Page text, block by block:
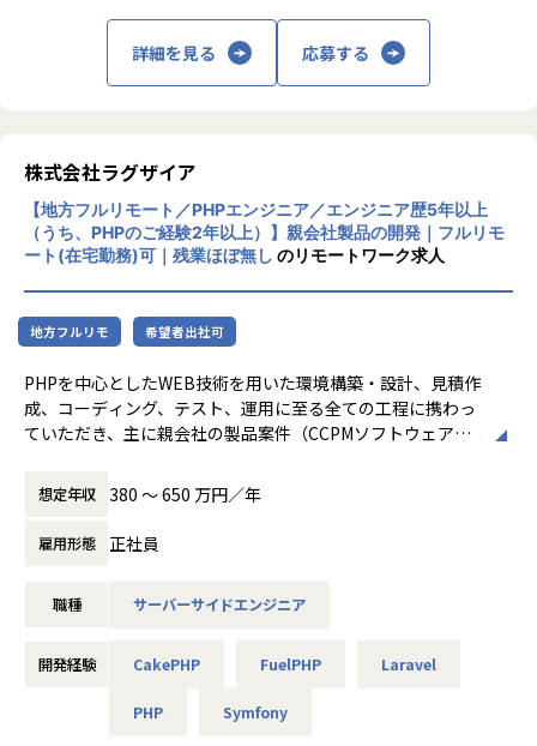
ベンチャーのEMとしてマネジメント経験のある
エンジニアが在籍。技術力の向上はもちろん、一緒に組織づ
くりから参画できるフェーズです。
現在、フルリモートでの勤務体制で、今後月1~2回の出社を
想定しています。
フルフレックス可で、働く時間も自由度が高く、副業も認め
られています。
会社の規定に準ずる
採用から退職までの HRデータを一元管理・
分析できる基盤と、HR に特化した機械学習
の予測アルゴリズムを備えています。100 種
テル診断」の提供もしています。
β版リリースから約2年半で800社以上に導入
され、HRアワードやHR tech GPなど数多く
の人事関連アワードを受賞するなど、評価を
いただいています。
会社や組織についての詳細は、会社紹介資料
をご覧ください。
https://speakerdeck.com/attelu/culture-de
ck
詳細を見る 応募する
株式会社ラグザイア
【地方フルリモート／PHPエンジニア／エンジニア歴5年以上
（うち、PHPのご経験2年以上）】親会社製品の開発｜フルリモ
ート(在宅勤務)可｜残業ほぼ無し のリモートワーク求人
地方フルリモ 希望者出社可
PHPを中心としたWEB技術を用いた環境構築・設計、見積作
成、コーディング、テスト、運用に至る全ての工程に携わっ
ていただき、主に親会社の製品案件（CCPMソフトウェアな
【事業内容】
システムインテグレーション事業、ソフトウェア開発事業の
に向けた開発・運用実績多数あり。Rails開発に特化している
を受注することが出来ています。
想定年収 380 〜 650 万円／年
雇用形態 正社員
職種 サーバーサイドエンジニア
開発経験 CakePHP FuelPHP Laravel
PHP Symfony